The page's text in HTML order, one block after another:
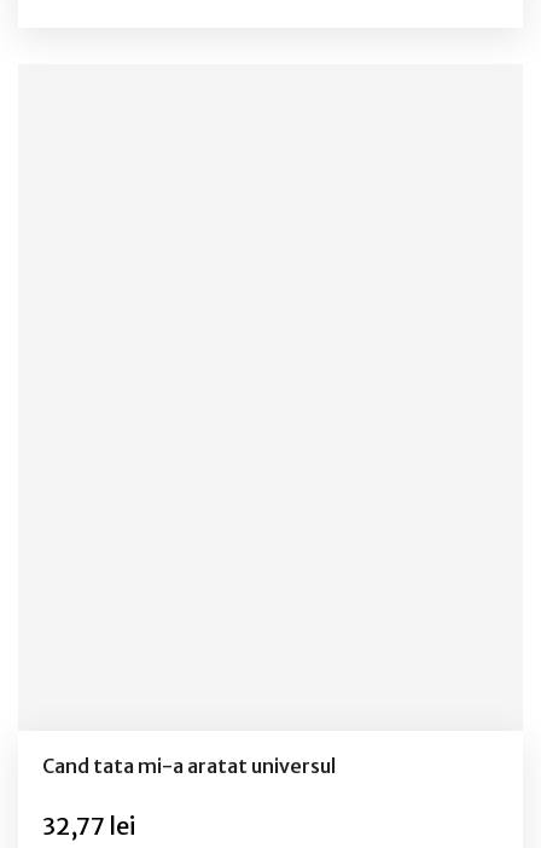
Cand tata mi-a aratat universul
32,77 lei